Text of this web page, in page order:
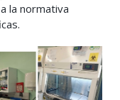
la normativa